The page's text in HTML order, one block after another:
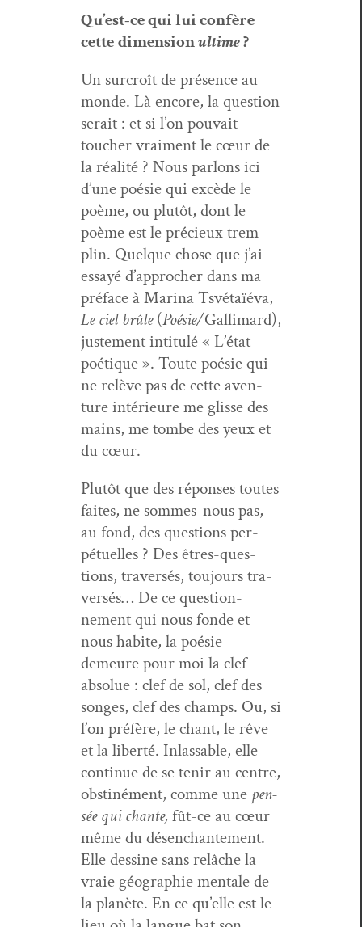
Qu’est-ce qui lui confère
cettedimen­sionultime?
Un sur­croît de présence au
monde. Là encore, la ques­tion
serait : et si l’on pou­vait
touch­er vrai­ment le cœur de
la réal­ité ? Nous par­lons ici
d’une poésie qui excède le
poème, ou plutôt, dont le
poème est le pré­cieux trem­
plin. Quelque chose que j’ai
essayé d’approcher dans ma
pré­face à Mari­na Tsvé­taïé­va,
Le ciel brûle(Poésie/Gal­li­mard),
juste­ment inti­t­ulé « L’état
poé­tique ». Toute poésie qui
ne relève pas de cette aven­
ture intérieure me glisse des
mains, me tombe des yeux et
du cœur.
Plutôt que des répons­es toutes
faites, ne sommes-nous pas,
au fond, des ques­tions per­
pétuelles ? Des êtres-ques­
tions, tra­ver­sés, tou­jours tra­
ver­sés… De ce ques­tion­
nement qui nous fonde et
nous habite, la poésie
demeure pour moi la clef
absolue : clef de sol, clef des
songes, clef des champs. Ou, si
l’on préfère, le chant, le rêve
et la lib­erté. Inlass­able, elle
con­tin­ue de se tenir au cen­tre,
obstiné­ment, comme une pen­
sée qui chante, fût-ce au cœur
même du désen­chante­ment.
Elle des­sine sans relâche la
vraie géo­gra­phie men­tale de
la planète. En ce qu’elle est le